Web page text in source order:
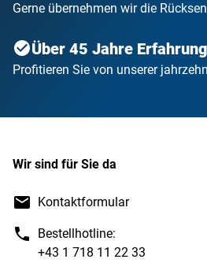
Gerne übernehmen wir die
Über 45 Jahre Erfahrung
Profitieren Sie von unserer
Wir sind für Sie da
Kontaktformular
Bestellhotline:
+43 1 718 11 22 33